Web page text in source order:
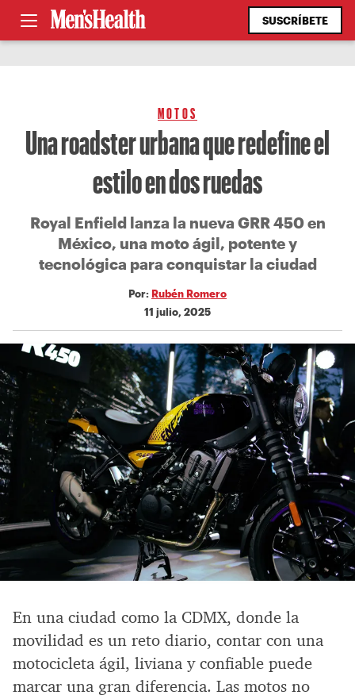
SUSCRÍBETE
MOTOS
Una roadster urbana que redefine el
estilo en dos ruedas
Royal Enfield lanza la nueva GRR 450 en
México, una moto ágil, potente y
tecnológica para conquistar la ciudad
Por: Rubén Romero
11 julio, 2025
En una ciudad como la CDMX, donde la
movilidad es un reto diario, contar con una
motocicleta ágil, liviana y confiable puede
marcar una gran diferencia. Las motos no